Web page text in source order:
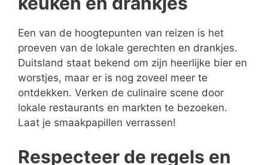
Een van de hoogtepunten van reizen is het
proeven van de lokale gerechten en drankjes.
Duitsland staat bekend om zijn heerlijke bier en
worstjes, maar er is nog zoveel meer te
ontdekken. Verken de culinaire scene door
lokale restaurants en markten te bezoeken.
Laat je smaakpapillen verrassen!
Respecteer de regels en